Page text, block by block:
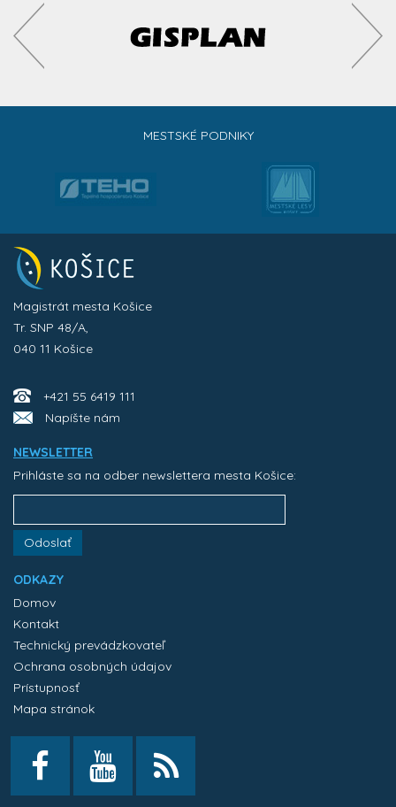
MESTSKÉ PODNIKY
Magistrát mesta Košice
Tr. SNP 48/A,
040 11 Košice
+421 55 6419 111
Napíšte nám
NEWSLETTER
Prihláste sa na odber newslettera mesta Košice:
Odoslať
ODKAZY
Domov
Kontakt
Technický prevádzkovateľ
Ochrana osobných údajov
Prístupnosť
Mapa stránok